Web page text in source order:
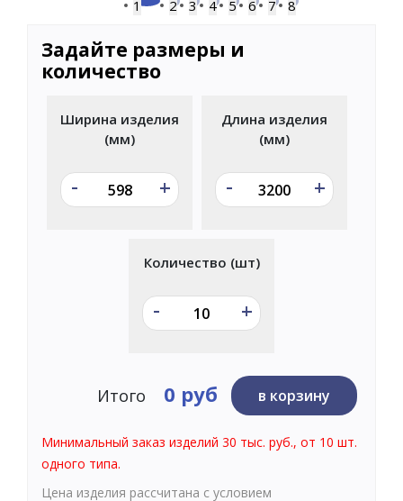
1 2 3 4 5 6 7 8
Задайте размеры и
количество
Ширина изделия
(мм)
- +
Длина изделия
(мм)
- +
Количество (шт)
- +
Итого 0 руб в корзину
Минимальный заказ изделий 30 тыс. руб., от 10 шт.
одного типа.
Цена изделия рассчитана с условием